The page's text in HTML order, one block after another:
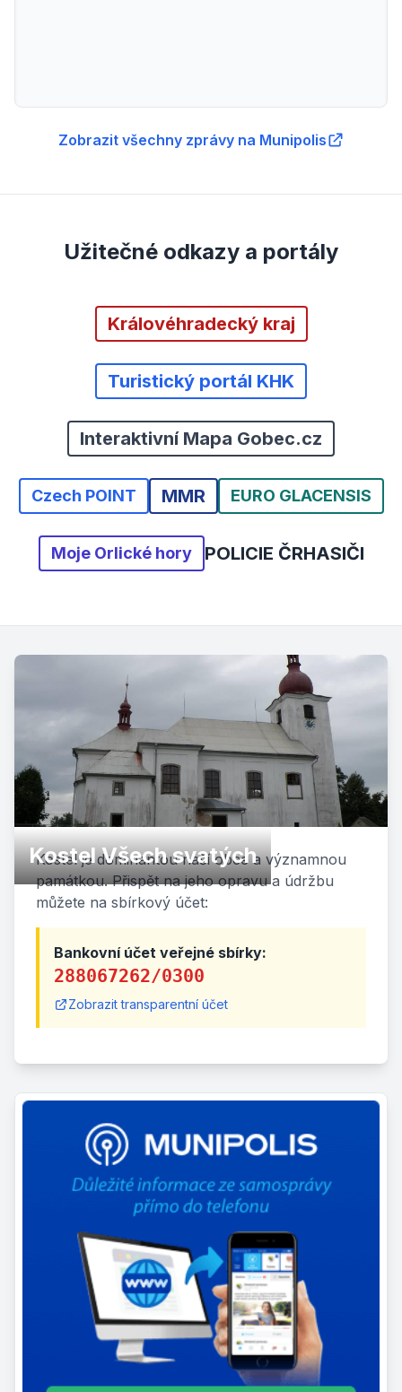
Zobrazit všechny zprávy na Munipolis
Užitečné odkazy a portály
Královéhradecký kraj
Turistický portál KHK
Interaktivní Mapa Gobec.cz
Czech POINT MMR EURO GLACENSIS
Moje Orlické hory POLICIE ČRHASIČI
Kostel Všech svatých
Kostel je dominantou naší obce a významnou
památkou. Přispět na jeho opravu a údržbu
můžete na sbírkový účet:
Bankovní účet veřejné sbírky:
288067262/0300
Zobrazit transparentní účet